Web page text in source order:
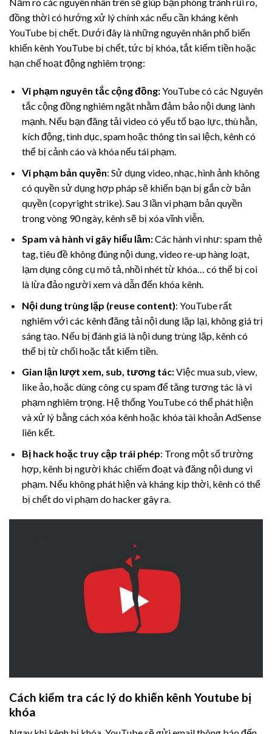
đồng thời có hướng xử lý chính xác nếu cần kháng kênh
YouTube bị chết. Dưới đây là những nguyên nhân phổ biến
khiến kênh YouTube bị chết, tức bị khóa, tắt kiếm tiền hoặc
hạn chế hoạt động nghiêm trọng:
Vi phạm nguyên tắc cộng đồng:YouTube có các Nguyên
tắc cộng đồng nghiêm ngặt nhằm đảm bảo nội dung lành
mạnh. Nếu bạn đăng tải video có yếu tố bạo lực, thù hằn,
kích động, tình dục, spam hoặc thông tin sai lệch, kênh có
thể bị cảnh cáo và khóa nếu tái phạm.
Vi phạm bản quyền: Sử dụng video, nhạc, hình ảnh không
có quyền sử dụng hợp pháp sẽ khiến bạn bị gắn cờ bản
quyền (copyright strike). Sau 3 lần vi phạm bản quyền
trong vòng 90 ngày, kênh sẽ bị xóa vĩnh viễn.
Spam và hành vi gây hiểu lầm:Các hành vi như: spam thẻ
tag, tiêu đề không đúng nội dung, video re-up hàng loạt,
lạm dụng công cụ mô tả, nhồi nhét từ khóa… có thể bị coi
là lừa đảo người xem và dẫn đến khóa kênh.
Nội dung trùng lặp (reuse content): YouTube rất
nghiêm với các kênh đăng tải nội dung lặp lại, không giá trị
sáng tạo. Nếu bị đánh giá là nội dung trùng lặp, kênh có
thể bị từ chối hoặc tắt kiếm tiền.
Gian lận lượt xem, sub, tương tác:Việc mua sub, view,
like ảo, hoặc dùng công cụ spam để tăng tương tác là vi
phạm nghiêm trọng. Hệ thống YouTube có thể phát hiện
và xử lý bằng cách xóa kênh hoặc khóa tài khoản AdSense
liên kết.
Bị hack hoặc truy cập trái phép: Trong một số trường
hợp, kênh bị người khác chiếm đoạt và đăng nội dung vi
phạm. Nếu không phát hiện và kháng kịp thời, kênh có thể
bị chết do vi phạm do hacker gây ra.
Cách kiểm tra các lý do khiến kênh Youtube bị
khóa